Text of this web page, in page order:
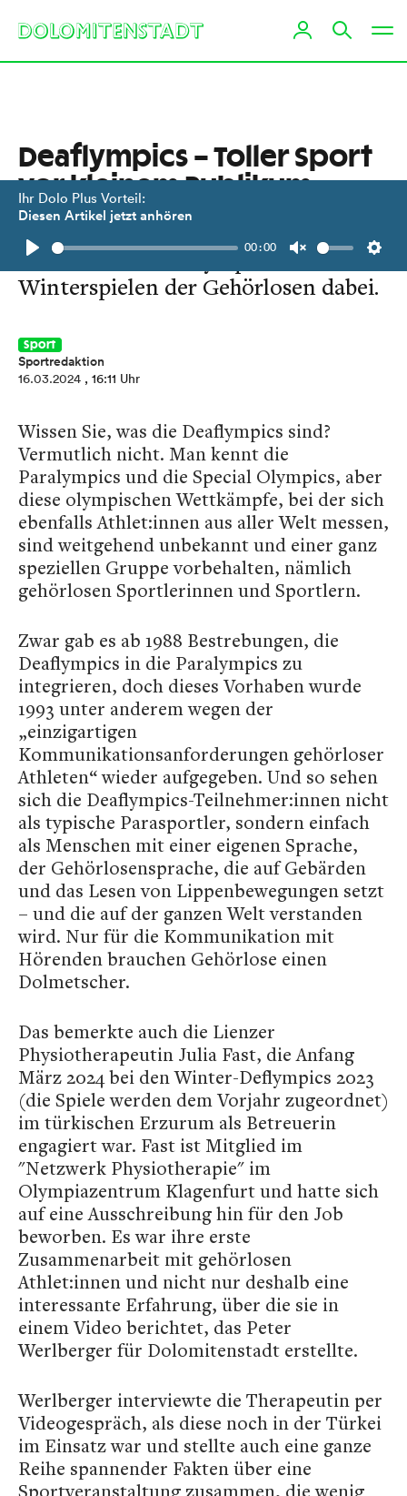
Ihr Dolo Plus Vorteil:
Diesen Artikel jetzt anhören
Play
00:00
Unmute
Deaflympics – Toller Sport
vor kleinem Publikum
Die Lienzer Physiotherapeutin Julia
Fast war bei den olympischen
Winterspielen der Gehörlosen dabei.
Sport
Sportredaktion
16.03.2024 , 16:11 Uhr
Wissen Sie, was die Deaflympics sind?
Vermutlich nicht. Man kennt die
Paralympics und die Special Olympics, aber
diese olympischen Wettkämpfe, bei der sich
ebenfalls Athlet:innen aus aller Welt messen,
sind weitgehend unbekannt und einer ganz
speziellen Gruppe vorbehalten, nämlich
gehörlosen Sportlerinnen und Sportlern.
Zwar gab es ab 1988 Bestrebungen, die
Deaflympics in die Paralympics zu
integrieren, doch dieses Vorhaben wurde
1993 unter anderem wegen der
„einzigartigen
Kommunikationsanforderungen gehörloser
Athleten“ wieder aufgegeben. Und so sehen
sich die Deaflympics-Teilnehmer:innen nicht
als typische Parasportler, sondern einfach
als Menschen mit einer eigenen Sprache,
der Gehörlosensprache, die auf Gebärden
und das Lesen von Lippenbewegungen setzt
– und die auf der ganzen Welt verstanden
wird. Nur für die Kommunikation mit
Hörenden brauchen Gehörlose einen
Dolmetscher.
Das bemerkte auch die Lienzer
Physiotherapeutin Julia Fast, die Anfang
März 2024 bei den Winter-Deflympics 2023
(die Spiele werden dem Vorjahr zugeordnet)
im türkischen Erzurum als Betreuerin
engagiert war. Fast ist Mitglied im
"Netzwerk Physiotherapie" im
Olympiazentrum Klagenfurt und hatte sich
auf eine Ausschreibung hin für den Job
beworben. Es war ihre erste
Zusammenarbeit mit gehörlosen
Athlet:innen und nicht nur deshalb eine
interessante Erfahrung, über die sie in
einem Video berichtet, das Peter
Werlberger für Dolomitenstadt erstellte.
Werlberger interviewte die Therapeutin per
Videogespräch, als diese noch in der Türkei
im Einsatz war und stellte auch eine ganze
Reihe spannender Fakten über eine
Sportveranstaltung zusammen, die wenig